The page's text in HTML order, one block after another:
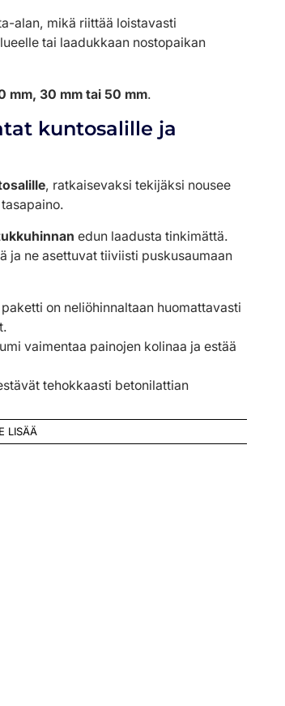
alan, mikä riittää loistavasti
tai laadukkaan nostopaikan
mm, 30 mm tai 50 mm.
kuntosalille ja
, ratkaisevaksi tekijäksi nousee
edun laadusta tinkimättä.
ja ne asettuvat tiiviisti puskusaumaan
on neliöhinnaltaan huomattavasti
vaimentaa painojen kolinaa ja estää
tehokkaasti betonilattian
LISÄÄ